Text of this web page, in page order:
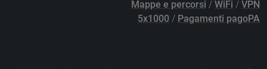
Mappe e percorsi / WiFi / VPN
5x1000 / Pagamenti pagoPA